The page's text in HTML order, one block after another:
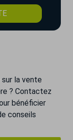
la vente
? Contactez
bénéficier
conseils